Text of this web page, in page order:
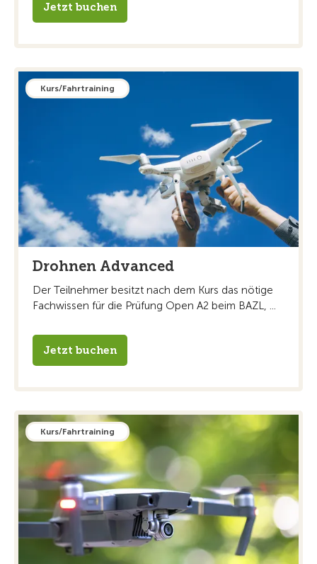
Jetzt buchen
Kurs/Fahrtraining
Drohnen Advanced
Der Teilnehmer besitzt nach dem Kurs das nötige
Fachwissen für die Prüfung Open A2 beim BAZL, ...
Jetzt buchen
Kurs/Fahrtraining